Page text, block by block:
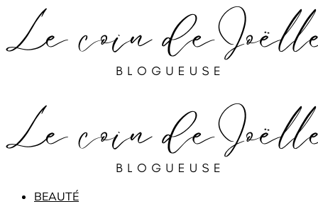
BEAUTÉ